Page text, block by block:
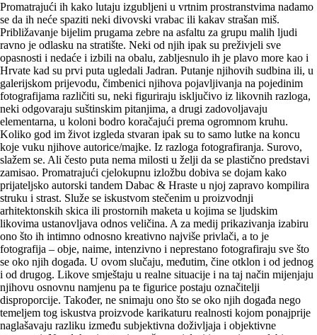
Promatrajući ih kako lutaju izgubljeni u vrtnim prostranstvima nadamo
se da ih neće spaziti neki divovski vrabac ili kakav strašan miš.
Približavanje bijelim prugama zebre na asfaltu za grupu malih ljudi
ravno je odlasku na stratište. Neki od njih ipak su preživjeli sve
opasnosti i nedaće i izbili na obalu, zabljesnulo ih je plavo more kao i
Hrvate kad su prvi puta ugledali Jadran. Putanje njihovih sudbina ili, u
galerijskom prijevodu, čimbenici njihova pojavljivanja na pojedinim
fotografijama različiti su, neki figuriraju isključivo iz likovnih razloga,
neki odgovaraju suštinskim pitanjima, a drugi zadovoljavaju
elementarna, u koloni bodro koračajući prema ogromnom kruhu.
Koliko god im život izgleda stvaran ipak su to samo lutke na koncu
koje vuku njihove autorice/majke. Iz razloga fotografiranja. Surovo,
slažem se. Ali često puta nema milosti u želji da se plastično predstavi
zamisao. Promatrajući cjelokupnu izložbu dobiva se dojam kako
prijateljsko autorski tandem Dabac & Hraste u njoj zapravo kompilira
struku i strast. Služe se iskustvom stečenim u proizvodnji
arhitektonskih skica ili prostornih maketa u kojima se ljudskim
likovima ustanovljava odnos veličina. A za medij prikazivanja izabiru
ono što ih intimno odnosno kreativno najviše privlači, a to je
fotografija – obje, naime, intenzivno i neprestano fotografiraju sve što
se oko njih događa. U ovom slučaju, međutim, čine otklon i od jednog
i od drugog. Likove smještaju u realne situacije i na taj način mijenjaju
njihovu osnovnu namjenu pa te figurice postaju označitelji
disproporcije. Također, ne snimaju ono što se oko njih događa nego
temeljem tog iskustva proizvode karikaturu realnosti kojom ponajprije
naglašavaju razliku između subjektivna doživljaja i objektivne